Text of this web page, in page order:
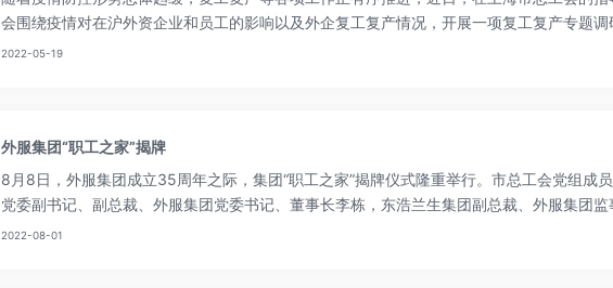
会围绕疫情对在沪外资企业和员工的影响以及外企复工复产情况，开展一项复工复产专题
各类援企助企、帮扶员工的政策举措提供参考。
2022-05-19
外服集团“职工之家”揭牌
8月8日，外服集团成立35周年之际，集团“职工之家”揭牌仪式隆重举行。市总工会党组成
党委副书记、副总裁、外服集团党委书记、董事长李栋，东浩兰生集团副总裁、外服集团
工会主席葛平，外服集团党委副书记、常务副总裁高亚平出席仪式并为“职工之家”揭牌。外
2022-08-01